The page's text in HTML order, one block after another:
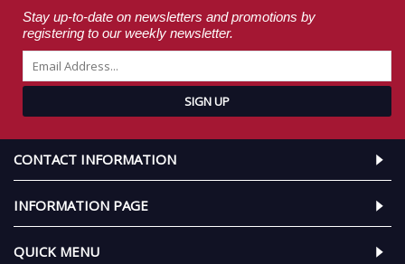
Stay up-to-date on newsletters and promotions by
registering to our weekly newsletter.
SIGN UP
CONTACT INFORMATION
INFORMATION PAGE
QUICK MENU